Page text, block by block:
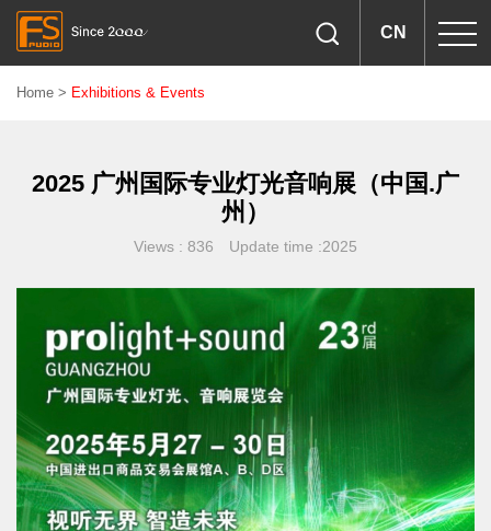
CN
Home > Exhibitions & Events
2025 广州国际专业灯光音响展（中国.广
州）
Views : 836 Update time :2025